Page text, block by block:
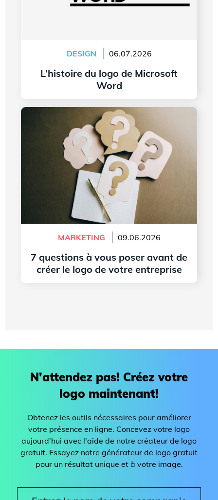
DESIGN 06.07.2026
L’histoire du logo de Microsoft
Word
Lire l'article
MARKETING 09.06.2026
7 questions à vous poser avant de
créer le logo de votre entreprise
7 questions à vous poser avant de créer le logo
de votre entreprise
N'attendez pas! Créez votre
logo maintenant!
Obtenez les outils nécessaires pour améliorer
votre présence en ligne. Concevez votre logo
aujourd'hui avec l'aide de notre créateur de logo
gratuit. Essayez notre générateur de logo gratuit
pour un résultat unique et à votre image.